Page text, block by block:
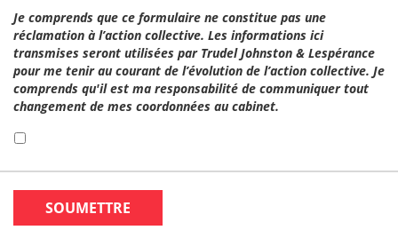
Je comprends que ce formulaire ne constitue pas une
réclamation à l’action collective. Les informations ici
transmises seront utilisées par Trudel Johnston & Lespérance
pour me tenir au courant de l’évolution de l’action collective. Je
comprends qu'il est ma responsabilité de communiquer tout
changement de mes coordonnées au cabinet.